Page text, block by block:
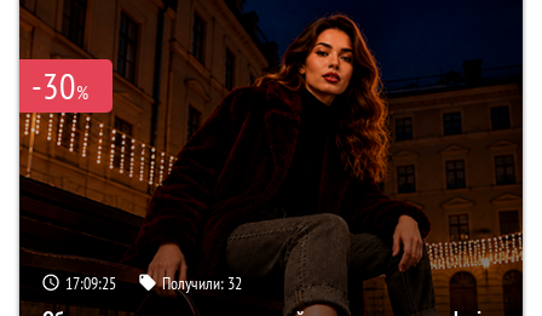
-30%
17:09:24 Получили: 32